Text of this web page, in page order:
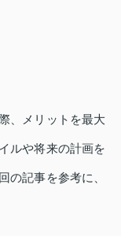
、メリットを最大
ルや将来の計画を
の記事を参考に、